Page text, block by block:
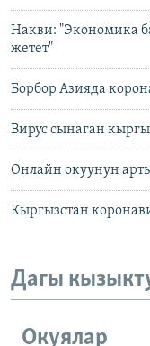
Накви: "Экономика
жетет" ​​​​​​​​​​​​​
Борбор Азияда
Вирус сынаган
Онлайн окуунун
Кыргызстан
Дагы
Окуялар